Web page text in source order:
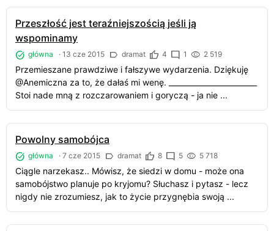
Przeszłość jest teraźniejszością jeśli ją
wspominamy
główna · 13 cze 2015 dramat 4 1 2 519
Przemieszane prawdziwe i fałszywe wydarzenia. Dziękuję
@Anemiczna za to, że dałaś mi wenę. ________________________
Stoi nade mną z rozczarowaniem i goryczą - ja nie ...
Powolny samobójca
główna · 7 cze 2015 dramat 8 5 5 718
Ciągle narzekasz.. Mówisz, że siedzi w domu - może ona
samobójstwo planuje po kryjomu? Słuchasz i pytasz - lecz
nigdy nie zrozumiesz, jak to życie przygnębia swoją ...